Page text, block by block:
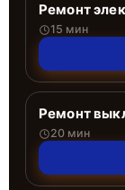
Ремонт
15 мин
Ремонт
20 мин